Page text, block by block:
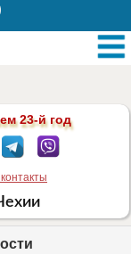
23-й год